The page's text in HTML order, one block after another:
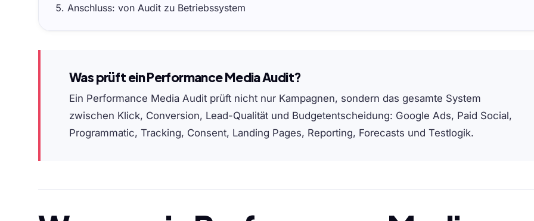
Anschluss: von Audit zu Betriebssystem
Was prüft ein Performance Media Audit?
Ein Performance Media Audit prüft nicht nur Kampagnen, sondern das gesamte System
zwischen Klick, Conversion, Lead-Qualität und Budgetentscheidung: Google Ads, Paid Social,
Programmatic, Tracking, Consent, Landing Pages, Reporting, Forecasts und Testlogik.